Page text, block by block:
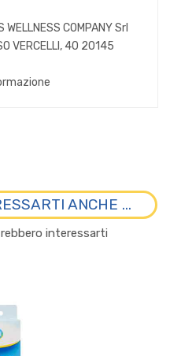
WELLNESS COMPANY Srl
VERCELLI, 40 20145
ANCHE ...
interessarti